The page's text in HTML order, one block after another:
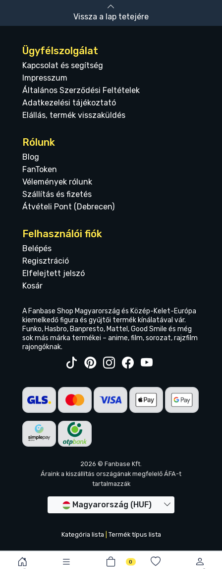
0
Vissza a lap tetejére
Ügyfélszolgálat
Kapcsolat és segítség
Impresszum
Általános Szerződési Feltételek
Adatkezelési tájékoztató
Elállás, termék visszaküldés
Rólunk
Blog
FanToken
Vélemények rólunk
Szállítás és fizetés
Átvételi Pont (Debrecen)
Felhasználói fiók
Belépés
Regisztráció
Elfelejtett jelszó
Kosár
A Fanbase Shop Magyarország és Közép-Kelet-Európa
kiemelkedő figura és gyűjtői termék kínálatával vár.
Funko, Hasbro, Banpresto, Mattel, Good Smile és még
sok más márka termékei – anime, film, sorozat, rajzfilm
rajongóknak.
2026 © Fanbase Kft.
Áraink a kiszállítás országának megfelelő ÁFA-t
tartalmazzák
Magyarország (HUF)
Kategória lista Termék típus lista